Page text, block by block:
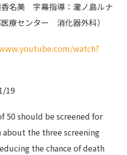
名美 字幕指導：瀧ノ島ルナ
センター 消化器外科）
watch?
19
50 should be screened for
about the three screening
the chance of death